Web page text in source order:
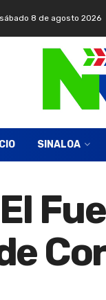
8 de agosto 2026
SINALOA